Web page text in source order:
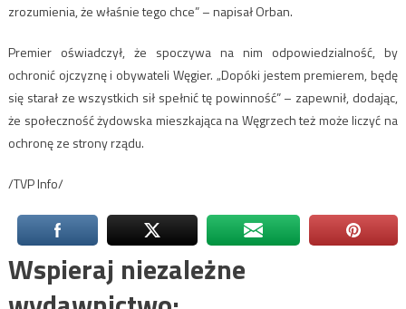
zrozumienia, że właśnie tego chce” – napisał Orban.
Premier oświadczył, że spoczywa na nim odpowiedzialność, by
ochronić ojczyznę i obywateli Węgier. „Dopóki jestem premierem, będę
się starał ze wszystkich sił spełnić tę powinność” – zapewnił, dodając,
że społeczność żydowska mieszkająca na Węgrzech też może liczyć na
ochronę ze strony rządu.
/TVP Info/
Wspieraj niezależne